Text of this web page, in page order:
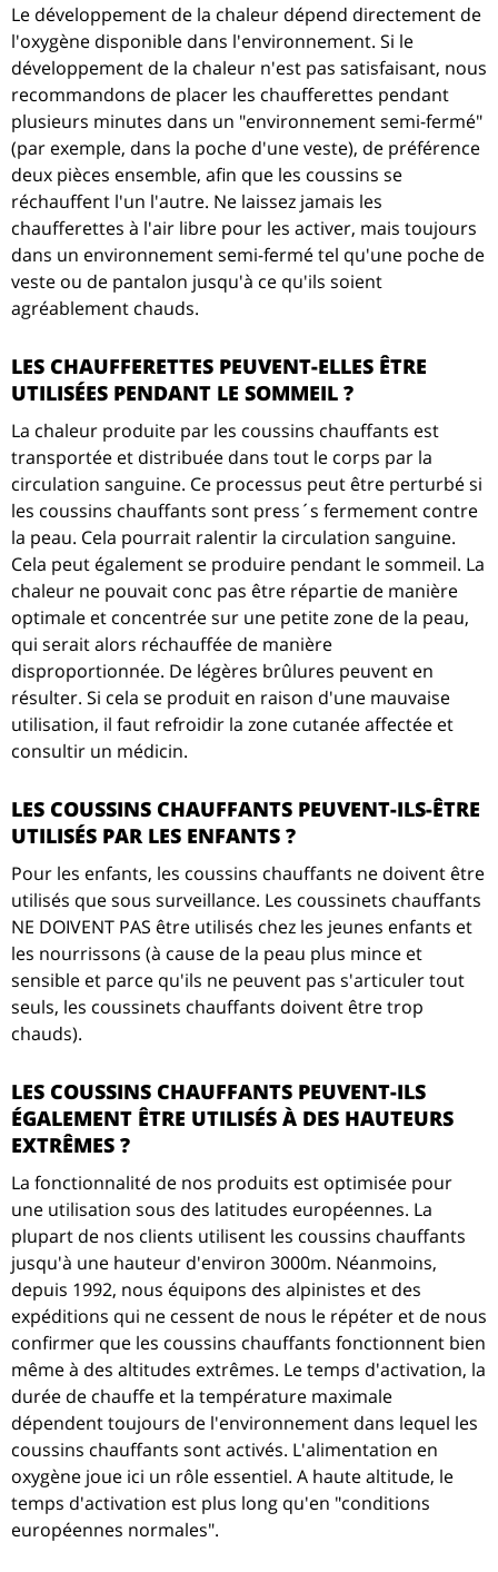
Le développement de la chaleur dépend directement de
l'oxygène disponible dans l'environnement. Si le
développement de la chaleur n'est pas satisfaisant, nous
recommandons de placer les chaufferettes pendant
plusieurs minutes dans un "environnement semi-fermé"
(par exemple, dans la poche d'une veste), de préférence
deux pièces ensemble, afin que les coussins se
réchauffent l'un l'autre. Ne laissez jamais les
chaufferettes à l'air libre pour les activer, mais toujours
dans un environnement semi-fermé tel qu'une poche de
veste ou de pantalon jusqu'à ce qu'ils soient
agréablement chauds.
LES CHAUFFERETTES PEUVENT-ELLES ÊTRE
UTILISÉES PENDANT LE SOMMEIL ?
La chaleur produite par les coussins chauffants est
transportée et distribuée dans tout le corps par la
circulation sanguine. Ce processus peut être perturbé si
les coussins chauffants sont press´s fermement contre
la peau. Cela pourrait ralentir la circulation sanguine.
Cela peut également se produire pendant le sommeil. La
chaleur ne pouvait conc pas être répartie de manière
optimale et concentrée sur une petite zone de la peau,
qui serait alors réchauffée de manière
disproportionnée. De légères brûlures peuvent en
résulter. Si cela se produit en raison d'une mauvaise
utilisation, il faut refroidir la zone cutanée affectée et
consultir un médicin.
LES COUSSINS CHAUFFANTS PEUVENT-ILS-ÊTRE
UTILISÉS PAR LES ENFANTS ?
Pour les enfants, les coussins chauffants ne doivent être
utilisés que sous surveillance. Les coussinets chauffants
NE DOIVENT PAS être utilisés chez les jeunes enfants et
les nourrissons (à cause de la peau plus mince et
sensible et parce qu'ils ne peuvent pas s'articuler tout
seuls, les coussinets chauffants doivent être trop
chauds).
LES COUSSINS CHAUFFANTS PEUVENT-ILS
ÉGALEMENT ÊTRE UTILISÉS À DES HAUTEURS
EXTRÊMES ?
La fonctionnalité de nos produits est optimisée pour
une utilisation sous des latitudes européennes. La
plupart de nos clients utilisent les coussins chauffants
jusqu'à une hauteur d'environ 3000m. Néanmoins,
depuis 1992, nous équipons des alpinistes et des
expéditions qui ne cessent de nous le répéter et de nous
confirmer que les coussins chauffants fonctionnent bien
même à des altitudes extrêmes. Le temps d'activation, la
durée de chauffe et la température maximale
dépendent toujours de l'environnement dans lequel les
coussins chauffants sont activés. L'alimentation en
oxygène joue ici un rôle essentiel. A haute altitude, le
temps d'activation est plus long qu'en "conditions
européennes normales".